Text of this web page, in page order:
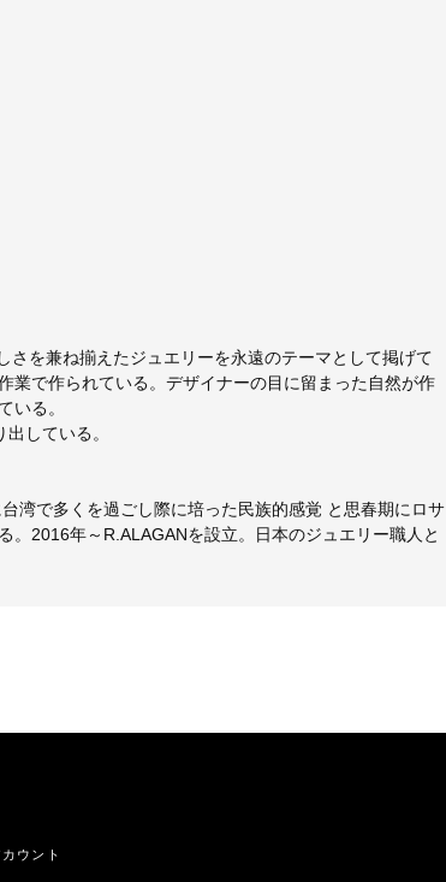
を兼ね揃えたジュエリーを永遠のテーマとして掲げて
業で作られている。デザイナーの目に留まった自然が作
いる。
している。
湾で多くを過ごし際に培った民族的感覚 と思春期にロサ
。2016年～R.ALAGANを設立。日本のジュエリー職人と
ウント